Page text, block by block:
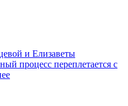
и Елизаветы
процесс переплетается с